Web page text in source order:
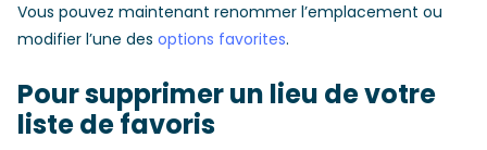
Vous pouvez maintenant renommer l’emplacement ou
modifier l’une des options favorites.
Pour supprimer un lieu de votre
liste de favoris